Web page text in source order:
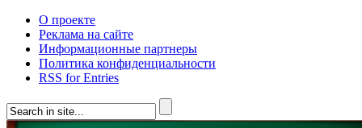
О проекте
Реклама на сайте
Информационные партнеры
Политика конфиденциальности
RSS for Entries